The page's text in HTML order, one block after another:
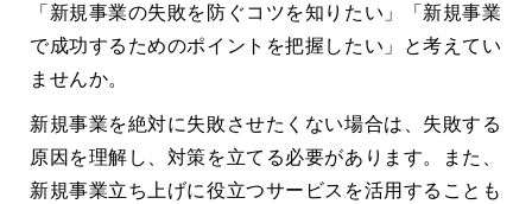
「新規事業の失敗を防ぐコツを知りたい」「新規事業
で成功するためのポイントを把握したい」と考えてい
ませんか。
新規事業を絶対に失敗させたくない場合は、失敗する
原因を理解し、対策を立てる必要があります。また、
新規事業立ち上げに役立つサービスを活用することも